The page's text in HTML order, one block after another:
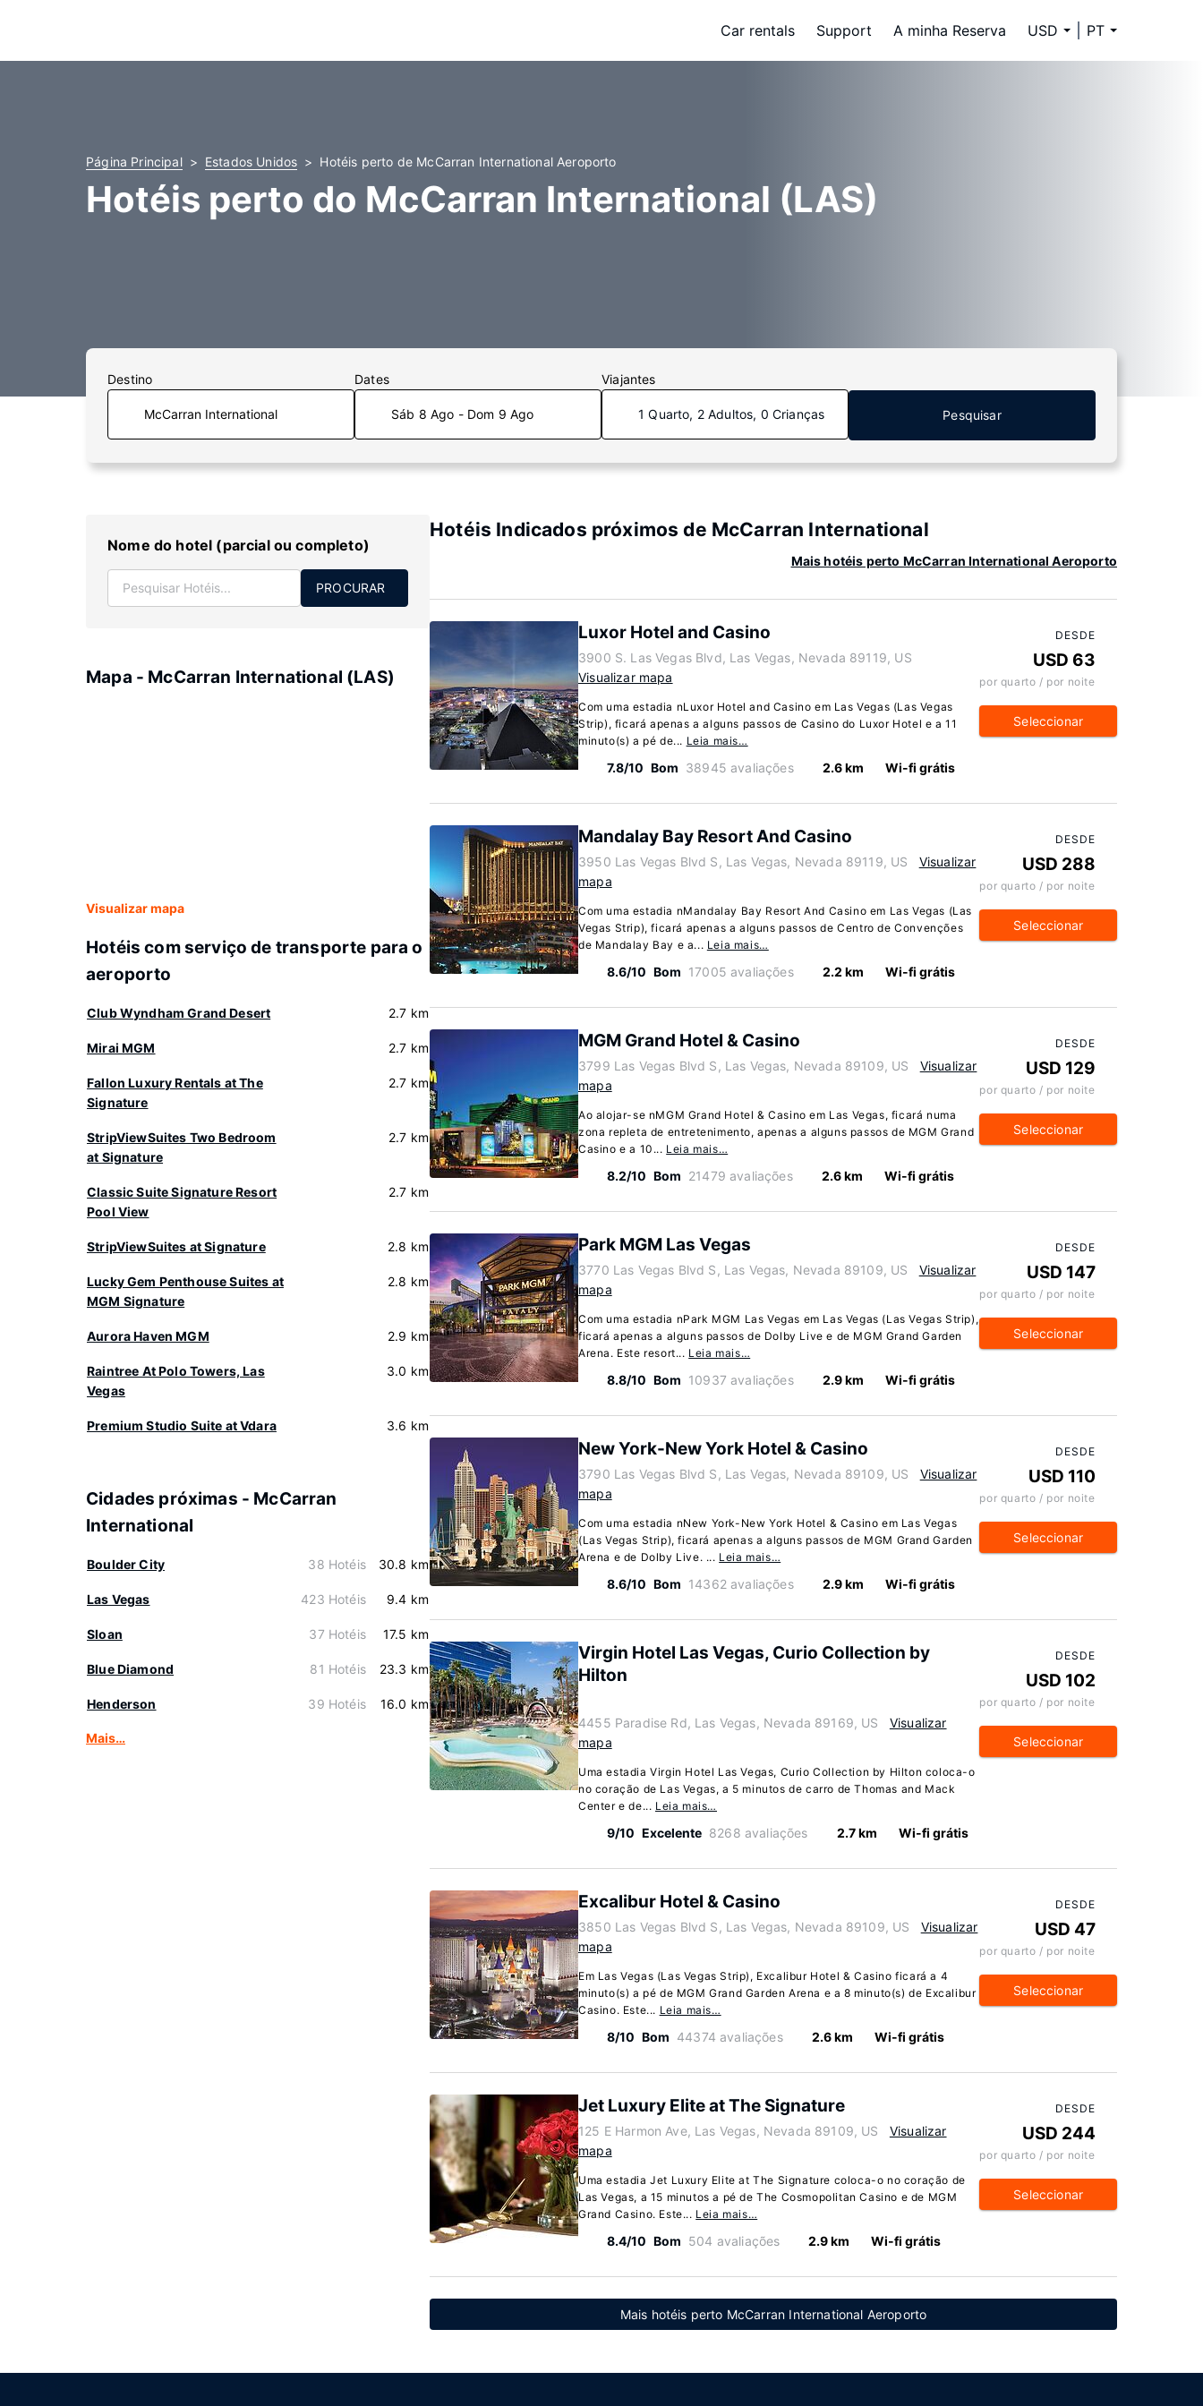
Car rentals Support A minha Reserva USD PT
Página Principal Estados Unidos Hotéis perto de McCarran International Aeroporto
Hotéis perto do McCarran International (LAS)
Destino Dates
Sáb 8 Ago - Dom 9 Ago
Viajantes
1 Quarto, 2 Adultos, 0 Crianças Pesquisar
Nome do hotel (parcial ou completo)
PROCURAR
Mapa - McCarran International (LAS)
Visualizar mapa
Hotéis com serviço de transporte para o
aeroporto
Club Wyndham Grand Desert 2.7 km
Mirai MGM 2.7 km
Fallon Luxury Rentals at The
Signature
2.7 km
StripViewSuites Two Bedroom
at Signature
2.7 km
Classic Suite Signature Resort
Pool View
2.7 km
StripViewSuites at Signature 2.8 km
Lucky Gem Penthouse Suites at
MGM Signature
2.8 km
Aurora Haven MGM 2.9 km
Raintree At Polo Towers, Las
Vegas
3.0 km
Premium Studio Suite at Vdara 3.6 km
Cidades próximas - McCarran
International
Boulder City 38 Hotéis 30.8 km
Las Vegas 423 Hotéis 9.4 km
Sloan 37 Hotéis 17.5 km
Blue Diamond 81 Hotéis 23.3 km
Henderson 39 Hotéis 16.0 km
Mais…
Hotéis Indicados próximos de McCarran International
Mais hotéis perto McCarran International Aeroporto
Luxor Hotel and Casino
3900 S. Las Vegas Blvd, Las Vegas, Nevada 89119, US
Visualizar mapa
Com uma estadia nLuxor Hotel and Casino em Las Vegas (Las Vegas
Strip), ficará apenas a alguns passos de Casino do Luxor Hotel e a 11
minuto(s) a pé de... Leia mais…
7.8/10 Bom 38945 avaliações 2.6 km Wi-fi grátis
DESDE
USD 63
por quarto / por noite
Seleccionar
Mandalay Bay Resort And Casino
3950 Las Vegas Blvd S, Las Vegas, Nevada 89119, US
Visualizar
mapa
Com uma estadia nMandalay Bay Resort And Casino em Las Vegas (Las
Vegas Strip), ficará apenas a alguns passos de Centro de Convenções
de Mandalay Bay e a... Leia mais…
8.6/10 Bom 17005 avaliações 2.2 km Wi-fi grátis
DESDE
USD 288
por quarto / por noite
Seleccionar
MGM Grand Hotel & Casino
3799 Las Vegas Blvd S, Las Vegas, Nevada 89109, US
Visualizar
mapa
Ao alojar-se nMGM Grand Hotel & Casino em Las Vegas, ficará numa
zona repleta de entretenimento, apenas a alguns passos de MGM Grand
Casino e a 10... Leia mais…
8.2/10 Bom 21479 avaliações 2.6 km Wi-fi grátis
DESDE
USD 129
por quarto / por noite
Seleccionar
Park MGM Las Vegas
3770 Las Vegas Blvd S, Las Vegas, Nevada 89109, US
Visualizar
mapa
Com uma estadia nPark MGM Las Vegas em Las Vegas (Las Vegas Strip),
ficará apenas a alguns passos de Dolby Live e de MGM Grand Garden
Arena. Este resort... Leia mais…
8.8/10 Bom 10937 avaliações 2.9 km Wi-fi grátis
DESDE
USD 147
por quarto / por noite
Seleccionar
New York-New York Hotel & Casino
3790 Las Vegas Blvd S, Las Vegas, Nevada 89109, US
Visualizar
mapa
Com uma estadia nNew York-New York Hotel & Casino em Las Vegas
(Las Vegas Strip), ficará apenas a alguns passos de MGM Grand Garden
Arena e de Dolby Live. ... Leia mais…
8.6/10 Bom 14362 avaliações 2.9 km Wi-fi grátis
DESDE
USD 110
por quarto / por noite
Seleccionar
Virgin Hotel Las Vegas, Curio Collection by
Hilton
4455 Paradise Rd, Las Vegas, Nevada 89169, US
Visualizar
mapa
Uma estadia Virgin Hotel Las Vegas, Curio Collection by Hilton coloca-o
no coração de Las Vegas, a 5 minutos de carro de Thomas and Mack
Center e de... Leia mais…
9/10 Excelente 8268 avaliações 2.7 km Wi-fi grátis
DESDE
USD 102
por quarto / por noite
Seleccionar
Excalibur Hotel & Casino
3850 Las Vegas Blvd S, Las Vegas, Nevada 89109, US
Visualizar
mapa
Em Las Vegas (Las Vegas Strip), Excalibur Hotel & Casino ficará a 4
minuto(s) a pé de MGM Grand Garden Arena e a 8 minuto(s) de Excalibur
Casino. Este... Leia mais…
8/10 Bom 44374 avaliações 2.6 km Wi-fi grátis
DESDE
USD 47
por quarto / por noite
Seleccionar
Jet Luxury Elite at The Signature
125 E Harmon Ave, Las Vegas, Nevada 89109, US
Visualizar
mapa
Uma estadia Jet Luxury Elite at The Signature coloca-o no coração de
Las Vegas, a 15 minutos a pé de The Cosmopolitan Casino e de MGM
Grand Casino. Este... Leia mais…
8.4/10 Bom 504 avaliações 2.9 km Wi-fi grátis
DESDE
USD 244
por quarto / por noite
Seleccionar
Mais hotéis perto McCarran International Aeroporto